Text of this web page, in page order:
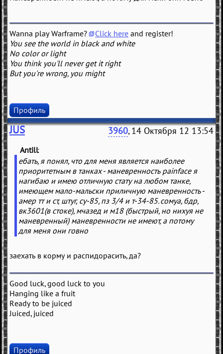
Wanna play Warframe? Click here and register!
You see the world in black and white
No color or light
You think you'll never get it right
But you're wrong, you might
Профиль
JUS 3960, 14 Октября 12 13:54
Antill
ебать, я понял, что для меня является наиболее
приоритетным в танках - маневренность painface я
нагибаю и имею отличную стату на любом танке,
имеющем мало-мальски приличную маневренность -
амер тт и ст, штуг, су-85, пз 3/4 и т-34-85. сомуа, бдр,
вк3601(в стоке), мчазед и м18 (быстрый, но нихуя не
маневренный) маневренности не имеют, а потому
для меня они говно
заехать в корму и распидорасить, да?
Good luck, good luck to you
Hanging like a fruit
Ready to be juiced
Juiced, juiced
Профиль